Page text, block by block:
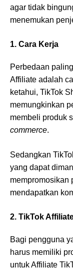
agar tidak
menemukan
1. Cara Kerja
Perbedaan
Affiliate adalah
ketahui, TikTok
memungkinkan
membeli produk
commerce.
Sedangkan
yang dapat
mempromosikan
mendapatkan
2. TikTok
Bagi pengguna
harus memiliki
untuk Affiliate